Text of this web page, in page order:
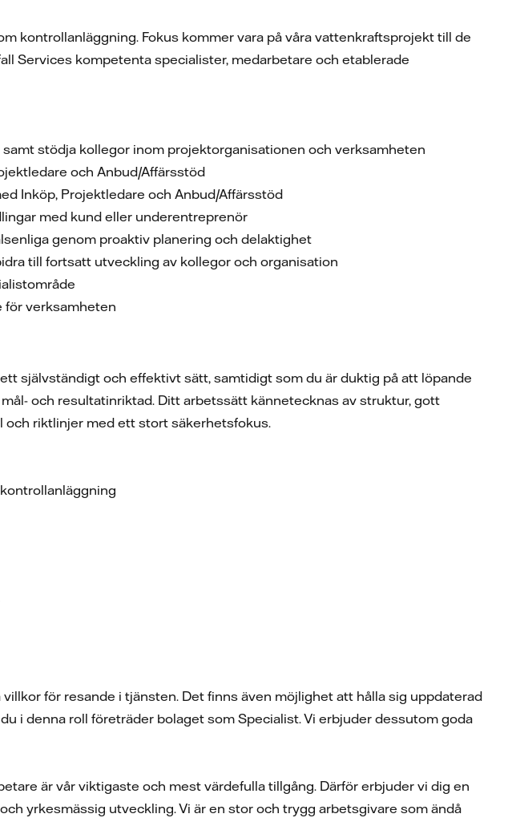
kontrollanläggning. Fokus kommer vara på våra vattenkraftsprojekt till de
Services kompetenta specialister, medarbetare och etablerade
stödja kollegor inom projektorganisationen och verksamheten
och Anbud/Affärsstöd
Inköp, Projektledare och Anbud/Affärsstöd
med kund eller underentreprenör
genom proaktiv planering och delaktighet
till fortsatt utveckling av kollegor och organisation
för verksamheten
självständigt och effektivt sätt, samtidigt som du är duktig på att löpande
och resultatinriktad. Ditt arbetssätt kännetecknas av struktur, gott
och riktlinjer med ett stort säkerhetsfokus.
för resande i tjänsten. Det finns även möjlighet att hålla sig uppdaterad
i denna roll företräder bolaget som Specialist. Vi erbjuder dessutom goda
är vår viktigaste och mest värdefulla tillgång. Därför erbjuder vi dig en
yrkesmässig utveckling. Vi är en stor och trygg arbetsgivare som ändå